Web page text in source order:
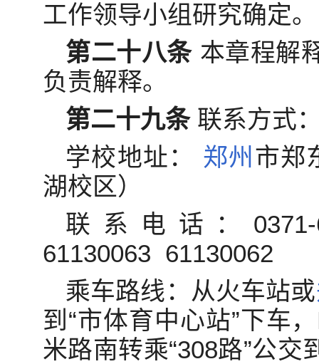
工作领导小组研究确定。
第二十八条 本章程解
负责解释。
第二十九条 联系方式
学校地址： 郑州 市郑
湖校区）
联系电话：0371-
61130063 61130062
乘车路线：从火车站或
到“市体育中心站”下车
米路南转乘“308路”公